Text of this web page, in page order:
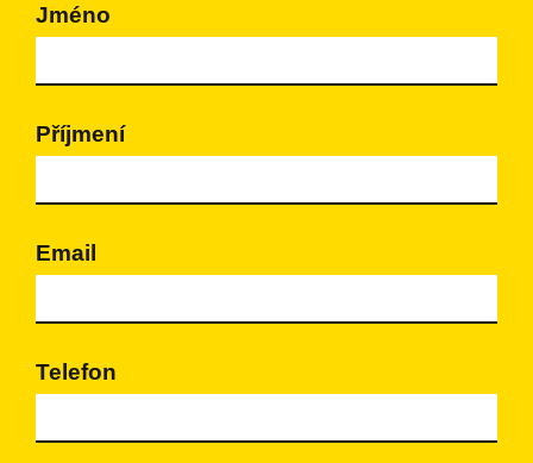
Jméno
Příjmení
Email
Telefon